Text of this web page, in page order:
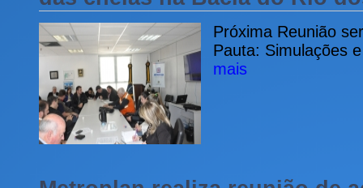
Próxima Reunião
Pauta: Simulações
mais